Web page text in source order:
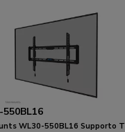
WL30-550BL16 Supporto